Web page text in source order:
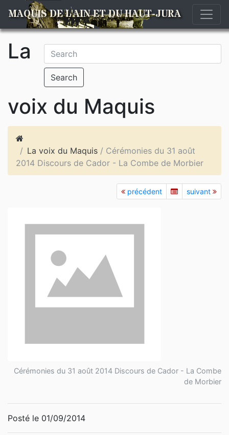
MAQUIS DE L'AIN ET DU HAUT-JURA
Search
La
voix du Maquis
La voix du Maquis / Cérémonies du 31 août
2014 Discours de Cador - La Combe de Morbier
précédent suivant
Cérémonies du 31 août 2014 Discours de Cador - La Combe
de Morbier
Posté le 01/09/2014